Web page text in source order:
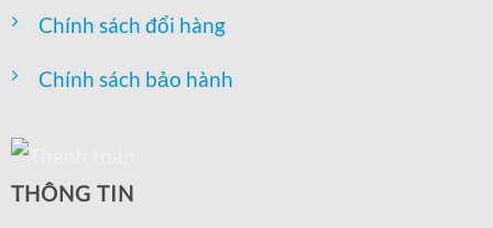
Chính sách đổi hàng
Chính sách bảo hành
THÔNG TIN